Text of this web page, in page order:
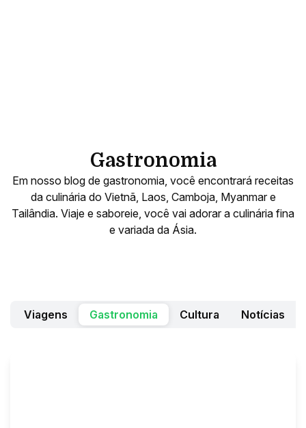
Gastronomia
Em nosso blog de gastronomia, você encontrará receitas
da culinária do Vietnã, Laos, Camboja, Myanmar e
Tailândia. Viaje e saboreie, você vai adorar a culinária fina
e variada da Ásia.
Viagens Gastronomia Cultura Notícias